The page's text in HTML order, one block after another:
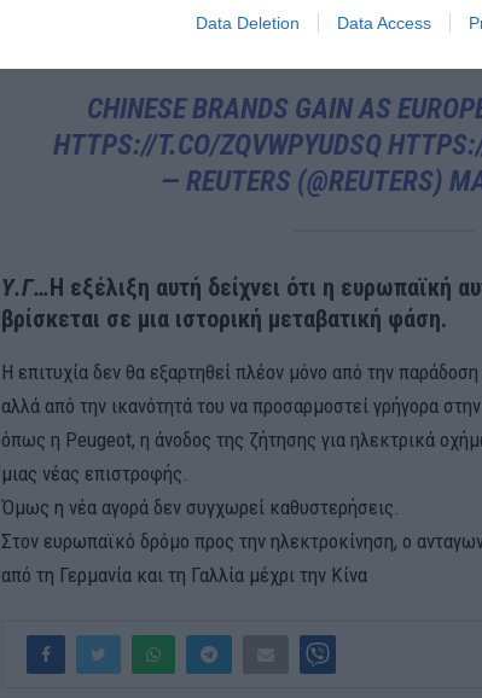
Data Deletion Data Access
εμφανίζει σημάδια ανάκαμψης μετά από μια δύσκολη
CHINESE BRANDS GAIN AS
HTTPS://T.CO/ZQVWPYUDSQ
— REUTERS (@REUTERS)
Υ.Γ…Η εξέλιξη αυτή δείχνει ότι η ευρωπαϊκή
βρίσκεται σε μια ιστορική μεταβατική φάση.
Η επιτυχία δεν θα εξαρτηθεί πλέον μόνο από την
αλλά από την ικανότητά του να προσαρμοστεί γρήγορα
όπως η Peugeot, η άνοδος της ζήτησης για ηλεκτρικά
μιας νέας επιστροφής.
Όμως η νέα αγορά δεν συγχωρεί καθυστερήσεις.
Στον ευρωπαϊκό δρόμο προς την ηλεκτροκίνηση, ο
από τη Γερμανία και τη Γαλλία μέχρι την Κίνα